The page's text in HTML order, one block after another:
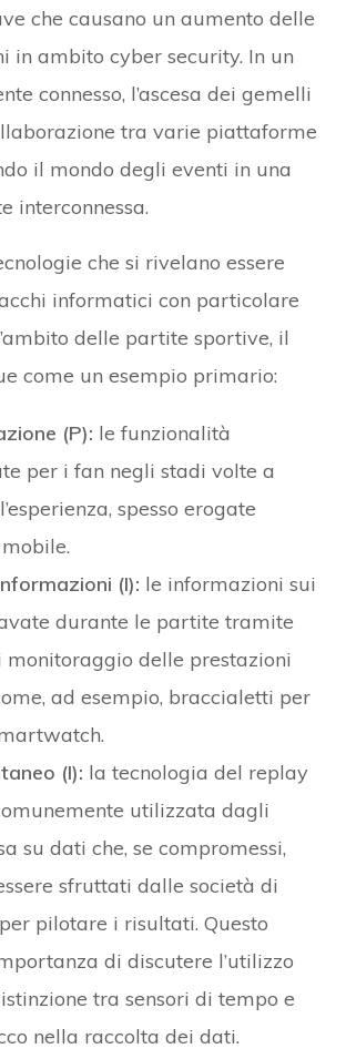
che causano un aumento delle
in ambito cyber security. In un
connesso, l’ascesa dei gemelli
tra varie piattaforme
il mondo degli eventi in una
interconnessa.
che si rivelano essere
informatici con particolare
delle partite sportive, il
come un esempio primario:
(P): le funzionalità
per i fan negli stadi volte a
spesso erogate
(I): le informazioni sui
durante le partite tramite
delle prestazioni
ad esempio, braccialetti per
(I): la tecnologia del replay
utilizzata dagli
su dati che, se compromessi,
sfruttati dalle società di
pilotare i risultati. Questo
di discutere l’utilizzo
tra sensori di tempo e
nella raccolta dei dati.